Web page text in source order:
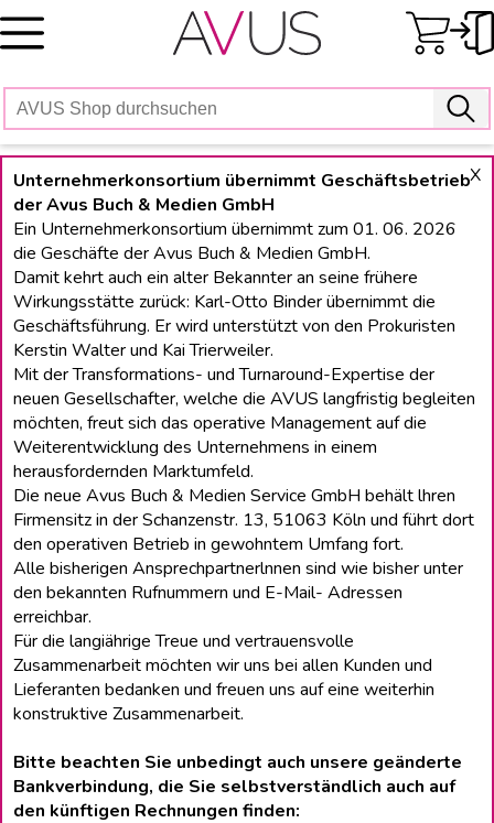
Skip
to
X
Unternehmerkonsortium übernimmt Geschäftsbetrieb
der Avus Buch & Medien GmbH
Ein Unternehmerkonsortium übernimmt zum 01. 06. 2026
die Geschäfte der Avus Buch & Medien GmbH.
Damit kehrt auch ein alter Bekannter an seine frühere
Wirkungsstätte zurück: Karl-Otto Binder übernimmt die
Geschäftsführung. Er wird unterstützt von den Prokuristen
Kerstin Walter und Kai Trierweiler.
Mit der Transformations- und Turnaround-Expertise der
neuen Gesellschafter, welche die AVUS langfristig begleiten
möchten, freut sich das operative Management auf die
Weiterentwicklung des Unternehmens in einem
herausfordernden Marktumfeld.
Die neue Avus Buch & Medien Service GmbH behält lhren
Firmensitz in der Schanzenstr. 13, 51063 Köln und führt dort
den operativen Betrieb in gewohntem Umfang fort.
Alle bisherigen Ansprechpartnerlnnen sind wie bisher unter
den bekannten Rufnummern und E-Mail- Adressen
erreichbar.
Für die langiährige Treue und vertrauensvolle
Zusammenarbeit möchten wir uns bei allen Kunden und
Lieferanten bedanken und freuen uns auf eine weiterhin
konstruktive Zusammenarbeit.
Bitte beachten Sie unbedingt auch unsere geänderte
Bankverbindung, die Sie selbstverständlich auch auf
den künftigen Rechnungen finden: